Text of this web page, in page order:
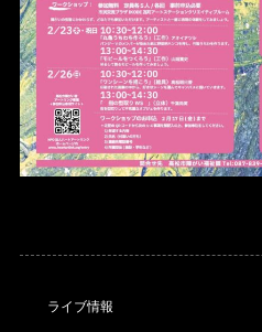
ライブ情報